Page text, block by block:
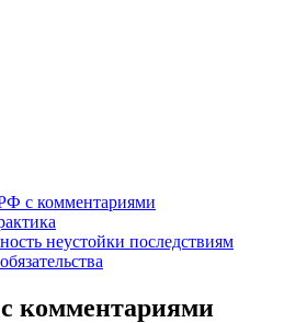
с комментариями
неустойки последствиям
комментариями